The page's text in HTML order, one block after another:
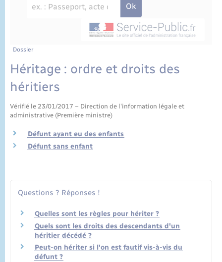
État civil
Cimetière communal
Dossier
Héritage : ordre et droits des
héritiers
Vérifié le 23/01/2017 – Direction de l'information légale et
administrative (Première ministre)
Défunt ayant eu des enfants
Défunt sans enfant
Questions ? Réponses !
Quelles sont les règles pour hériter ?
Quels sont les droits des descendants d'un
héritier décédé ?
Peut-on hériter si l'on est fautif vis-à-vis du
défunt ?